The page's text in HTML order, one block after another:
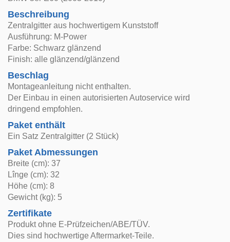
Beschreibung
Zentralgitter aus hochwertigem Kunststoff
Ausführung: M-Power
Farbe: Schwarz glänzend
Finish: alle glänzend/glänzend
Beschlag
Montageanleitung nicht enthalten.
Der Einbau in einen autorisierten Autoservice wird
dringend empfohlen.
Paket enthält
Ein Satz Zentralgitter (2 Stück)
Paket Abmessungen
Breite (cm): 37
Lînge (cm): 32
Höhe (cm): 8
Gewicht (kg): 5
Zertifikate
Produkt ohne E-Prüfzeichen/ABE/TÜV.
Dies sind hochwertige Aftermarket-Teile.